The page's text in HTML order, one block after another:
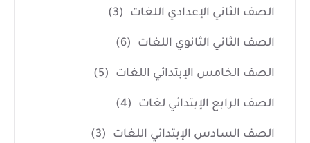
الصف الثاني الإعدادي اللغات (3)
الصف الثاني الثانوي اللغات (6)
الصف الخامس الإبتدائي اللغات (5)
الصف الرابع الإبتدائي لغات (4)
الصف السادس الإبتدائي اللغات (3)